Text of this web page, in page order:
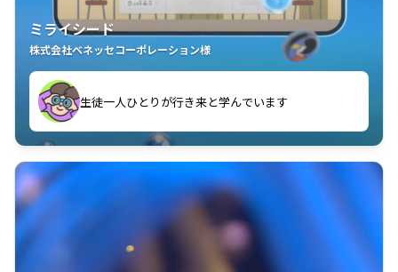
ミライシード
株式会社ベネッセコーポレーション様
生徒一人ひとりが行き来と学んでいます
教室中の児童生徒が「問題が解けてうれしい」「解く
ことが楽しい」を実感しています